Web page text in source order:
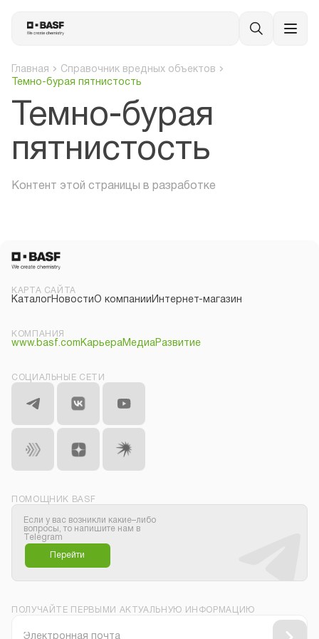
Главная
Справочник вредных объектов
Темно-бурая пятнистость
Темно-бурая
пятнистость
Контент этой страницы в разработке
КАРТА САЙТА
КаталогНовостиО компании Интернет-магазин
КОМПАНИЯ
www.basf.com КарьераМедиаРазвитие
СОЦИАЛЬНЫЕ СЕТИ
ПОМОЩНИК BASF
Если у вас возникли какие–либо
вопросы, то напишите нам в
Telegram
Перейти
ПОЛУЧАЙТЕ ПЕРВЫМИ АКТУАЛЬНУЮ ИНФОРМАЦИЮ